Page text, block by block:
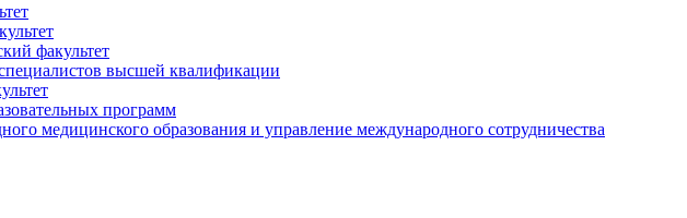
факультет
высшей квалификации
программ
медицинского образования и управление международного сотрудничества